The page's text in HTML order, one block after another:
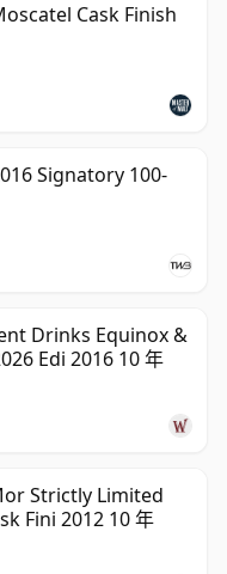
Cask Finish
Signatory 100-
Drinks Equinox &
Edi 2016 10 年
Strictly Limited
Fini 2012 10 年